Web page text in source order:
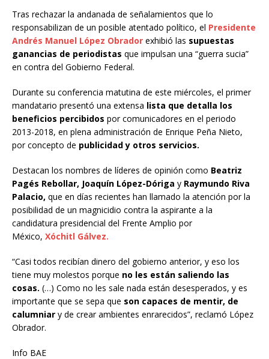
Tras rechazar la andanada de señalamientos que lo
responsabilizan de un posible atentado político, el Presidente
Andrés Manuel López Obrador exhibió las supuestas
ganancias de periodistas que impulsan una “guerra sucia”
en contra del Gobierno Federal.
Durante su conferencia matutina de este miércoles, el primer
mandatario presentó una extensa lista que detalla los
beneficios percibidos por comunicadores en el periodo
2013-2018, en plena administración de Enrique Peña Nieto,
por concepto de publicidad y otros servicios.
Destacan los nombres de líderes de opinión como Beatriz
Pagés Rebollar, Joaquín López-Dóriga y Raymundo Riva
Palacio, que en días recientes han llamado la atención por la
posibilidad de un magnicidio contra la aspirante a la
candidatura presidencial del Frente Amplio por
México, Xóchitl Gálvez.
“Casi todos recibían dinero del gobierno anterior, y eso los
tiene muy molestos porque no les están saliendo las
cosas. (…) Como no les sale nada están desesperados, y es
importante que se sepa que son capaces de mentir, de
calumniar y de crear ambientes enrarecidos”, reclamó López
Obrador.
Info BAE